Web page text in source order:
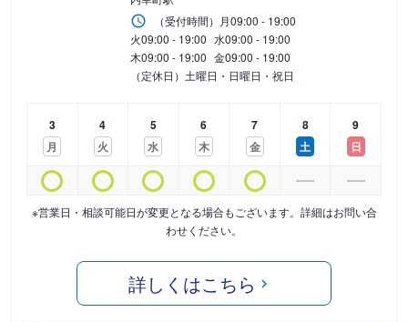
（受付時間） 月09:00 - 19:00
火09:00 - 19:00 水09:00 - 19:00
木09:00 - 19:00 金09:00 - 19:00
（定休日）土曜日・日曜日・祝日
3
月
4
火
5
水
6
木
7
金
8
土
9
日
※営業日・相談可能日が変更となる場合もございます。詳細はお問い合
わせください。
詳しくはこちら